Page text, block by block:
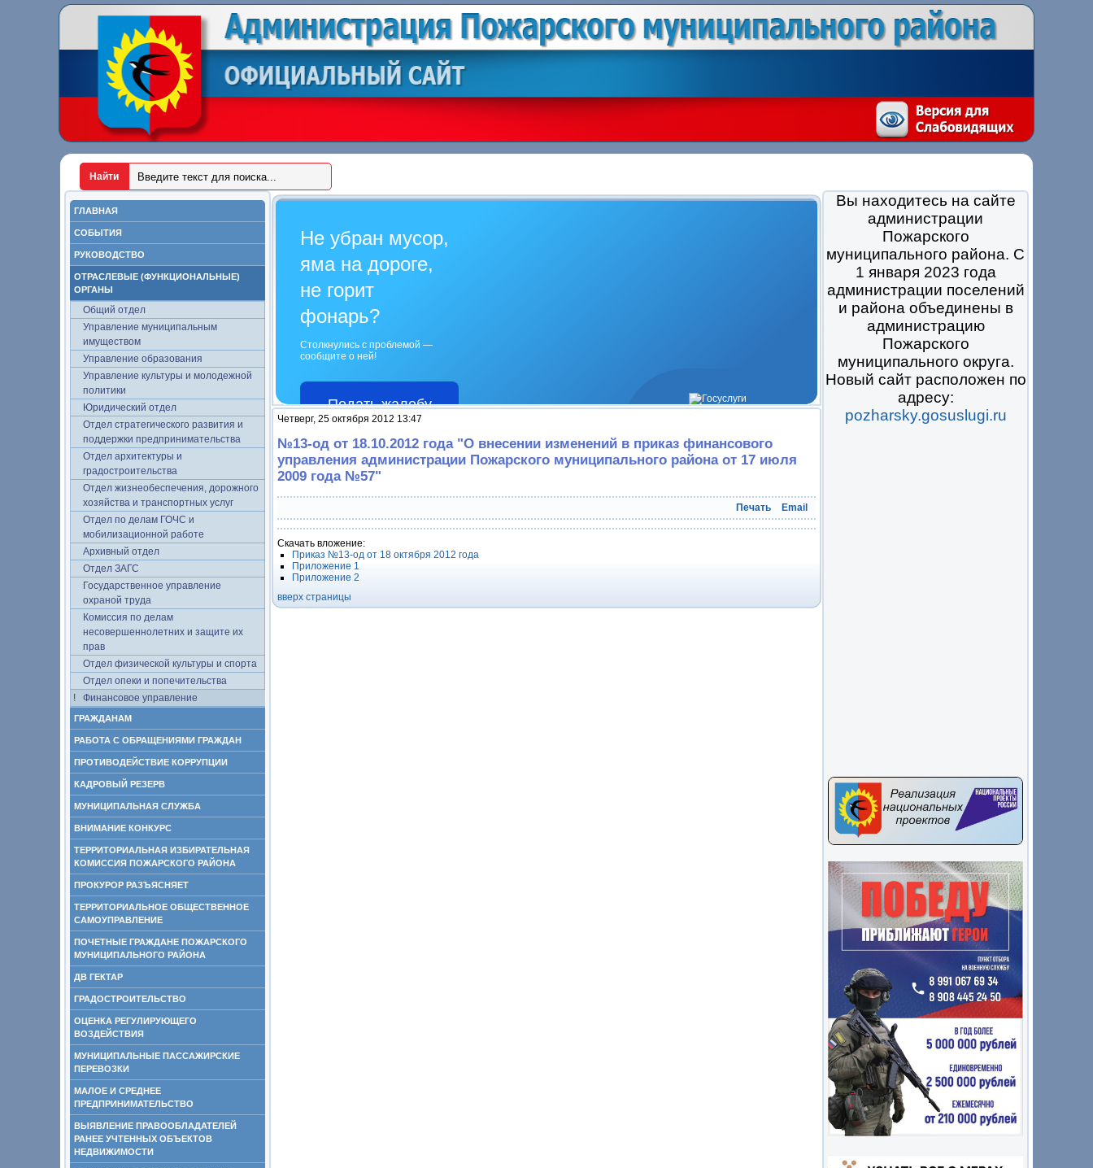
ГЛАВНАЯ
СОБЫТИЯ
РУКОВОДСТВО
ОТРАСЛЕВЫЕ (ФУНКЦИОНАЛЬНЫЕ)
ОРГАНЫ
Общий отдел
Управление муниципальным
имуществом
Управление образования
Управление культуры и молодежной
политики
Юридический отдел
Отдел стратегического развития и
поддержки предпринимательства
Отдел архитектуры и
градостроительства
Отдел жизнеобеспечения, дорожного
хозяйства и транспортных услуг
Отдел по делам ГОЧС и
мобилизационной работе
Архивный отдел
Отдел ЗАГС
Государственное управление
охраной труда
Комиссия по делам
несовершеннолетних и защите их
прав
Отдел физической культуры и спорта
Отдел опеки и попечительства
Финансовое управление
ГРАЖДАНАМ
РАБОТА С ОБРАЩЕНИЯМИ ГРАЖДАН
ПРОТИВОДЕЙСТВИЕ КОРРУПЦИИ
КАДРОВЫЙ РЕЗЕРВ
МУНИЦИПАЛЬНАЯ СЛУЖБА
ВНИМАНИЕ КОНКУРС
ТЕРРИТОРИАЛЬНАЯ ИЗБИРАТЕЛЬНАЯ
КОМИССИЯ ПОЖАРСКОГО РАЙОНА
ПРОКУРОР РАЗЪЯСНЯЕТ
ТЕРРИТОРИАЛЬНОЕ ОБЩЕСТВЕННОЕ
САМОУПРАВЛЕНИЕ
ПОЧЕТНЫЕ ГРАЖДАНЕ ПОЖАРСКОГО
МУНИЦИПАЛЬНОГО РАЙОНА
ДВ ГЕКТАР
ГРАДОСТРОИТЕЛЬСТВО
ОЦЕНКА РЕГУЛИРУЮЩЕГО
ВОЗДЕЙСТВИЯ
МУНИЦИПАЛЬНЫЕ ПАССАЖИРСКИЕ
ПЕРЕВОЗКИ
МАЛОЕ И СРЕДНЕЕ
ПРЕДПРИНИМАТЕЛЬСТВО
ВЫЯВЛЕНИЕ ПРАВООБЛАДАТЕЛЕЙ
РАНЕЕ УЧТЕННЫХ ОБЪЕКТОВ
НЕДВИЖИМОСТИ
Вы находитесь на сайте
администрации
Пожарского
муниципального района. С
1 января 2023 года
администрации поселений
и района объединены в
администрацию
Пожарского
муниципального округа.
Новый сайт расположен по
адресу:
pozharsky.gosuslugi.ru
Не убран мусор,
яма на дороге,
не горит
фонарь?
Столкнулись с проблемой —
сообщите о ней!
Подать жалобу
Четверг, 25 октября 2012 13:47
№13-од от 18.10.2012 года "О внесении изменений в приказ финансового
управления администрации Пожарского муниципального района от 17 июля
2009 года №57"
Печать Email
Скачать вложение:
Приказ №13-од от 18 октября 2012 года
Приложение 1
Приложение 2
вверх страницы